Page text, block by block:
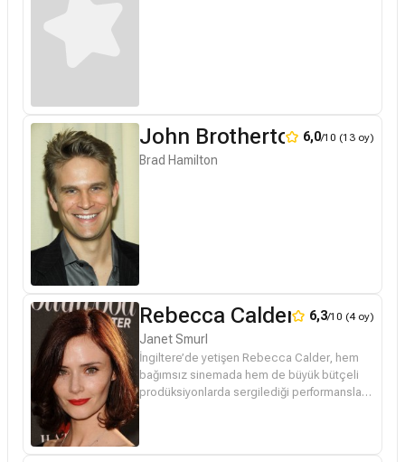
John Brotherton 6,0/10 (13 oy)
Brad Hamilton
Rebecca Calder 6,3/10 (4 oy)
Janet Smurl
İngiltere’de yetişen Rebecca Calder, hem
bağımsız sinemada hem de büyük bütçeli
prodüksiyonlarda sergilediği performanslarla